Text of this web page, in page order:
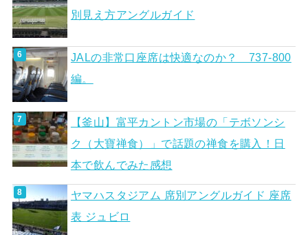
別見え方アングルガイド
JALの非常口座席は快適なのか？ 737-800
編。
【釜山】富平カントン市場の「テボソンシ
ク（大寶禅食）」で話題の禅食を購入！日
本で飲んでみた感想
ヤマハスタジアム 席別アングルガイド 座席
表 ジュビロ